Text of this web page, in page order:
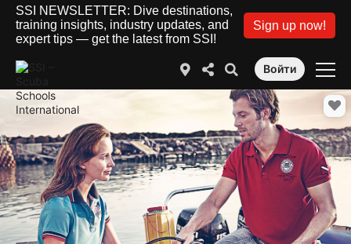
SSI NEWSLETTER: Dive destinations,
training insights, industry updates, and
expert tips — get the latest from SSI!
Sign up now!
Войти